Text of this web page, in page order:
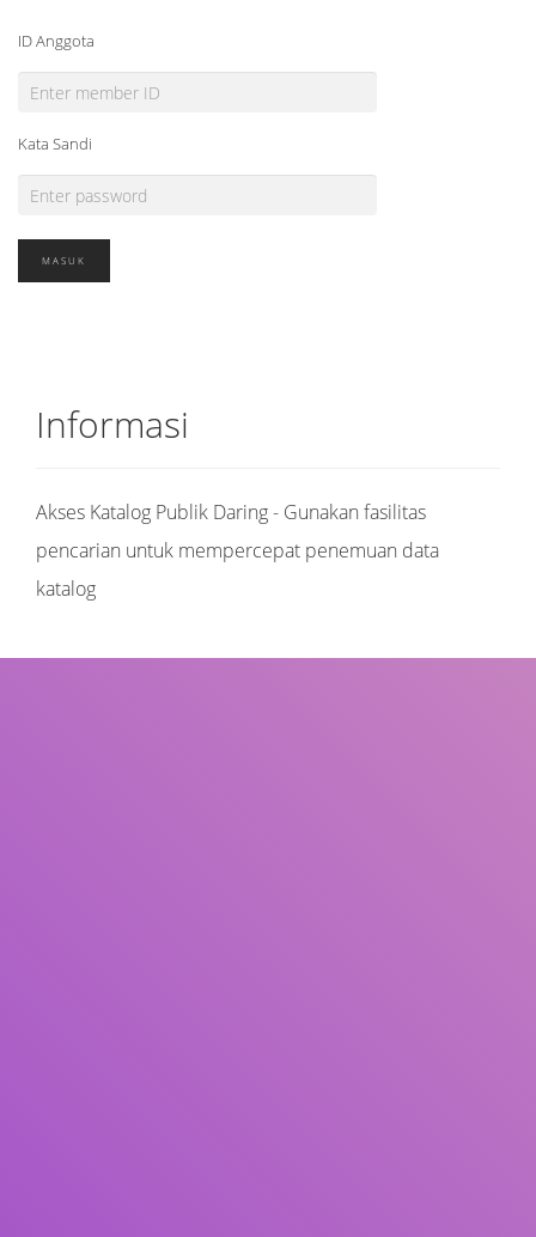
ID Anggota
Kata Sandi
Informasi
Akses Katalog Publik Daring - Gunakan fasilitas
pencarian untuk mempercepat penemuan data
katalog